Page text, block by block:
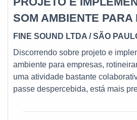
SOM AMBIENTE PARA
FINE SOUND LTDA / SÃO
Discorrendo sobre projeto e
ambiente para empresas,
uma atividade bastante
passe despercebida, está mais
questão fecha todo o ciclo de